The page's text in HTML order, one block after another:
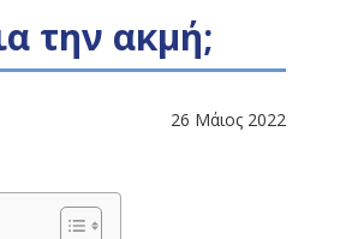
την ακμή;
26 Μάιος 2022